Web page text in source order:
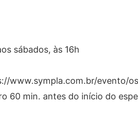
sábados, às 16h
www.sympla.com.br/evento/
60 min. antes do início do